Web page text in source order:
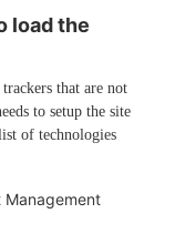
load the
that are not
to setup the site
of technologies
Management